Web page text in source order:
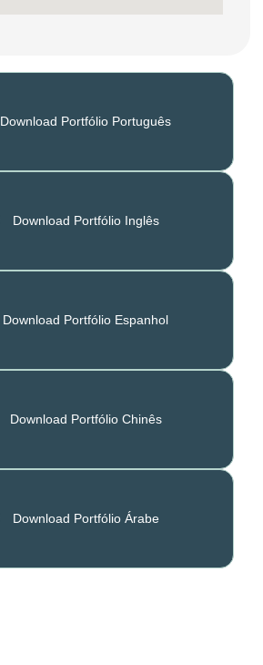
Download Portfólio Português
Download Portfólio Inglês
Download Portfólio Espanhol
Download Portfólio Chinês
Download Portfólio Árabe